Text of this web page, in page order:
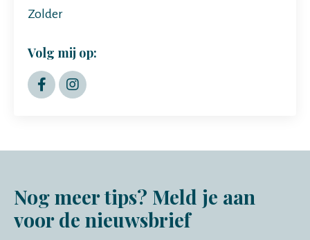
Zolder
Volg mij op:
Nog meer tips? Meld je aan
voor de nieuwsbrief